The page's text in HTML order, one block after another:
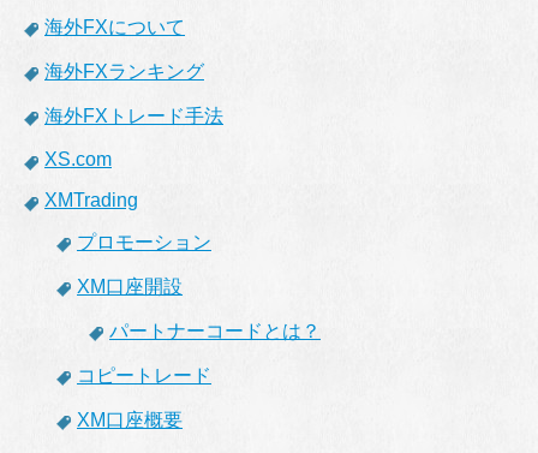
海外FXについて
海外FXランキング
海外FXトレード手法
XS.com
XMTrading
プロモーション
XM口座開設
パートナーコードとは？
コピートレード
XM口座概要